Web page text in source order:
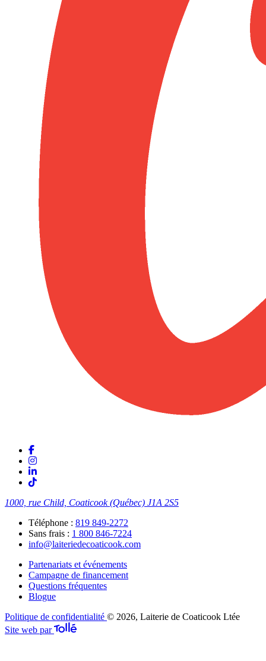
1000, rue Child, Coaticook (Québec) J1A 2S5
Téléphone : 819 849-2272
Sans frais : 1 800 846-7224
info@laiteriedecoaticook.com
Partenariats et événements
Campagne de financement
Questions fréquentes
Blogue
Politique de confidentialité © 2026, Laiterie de Coaticook Ltée
Site web par